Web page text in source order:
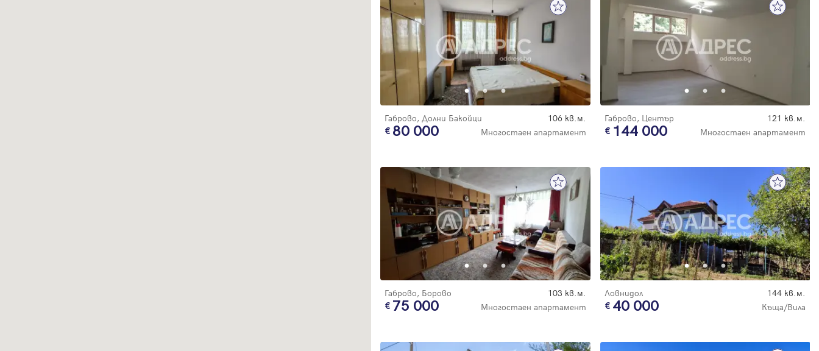
Габрово, Долни Бакойци 106 кв.м.
80 000 Многостаен апартамент
Габрово, Център 121 кв.м.
144 000 Многостаен апартамент
Габрово, Борово 103 кв.м.
75 000 Многостаен апартамент
Ловнидол 144 кв.м.
40 000 Къща/Вила